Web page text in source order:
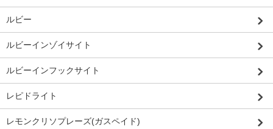
ルビー
ルビーインゾイサイト
ルビーインフックサイト
レピドライト
レモンクリソプレーズ(ガスペイド)